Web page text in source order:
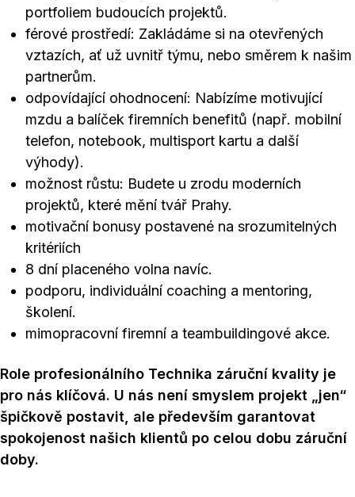
portfoliem budoucích projektů.
férové prostředí: Zakládáme si na otevřených
vztazích, ať už uvnitř týmu, nebo směrem k našim
partnerům.
odpovídající ohodnocení: Nabízíme motivující
mzdu a balíček firemních benefitů (např. mobilní
telefon, notebook, multisport kartu a další
výhody).
možnost růstu: Budete u zrodu moderních
projektů, které mění tvář Prahy.
motivační bonusy postavené na srozumitelných
kritériích
8 dní placeného volna navíc.
podporu, individuální coaching a mentoring,
školení.
mimopracovní firemní a teambuildingové akce.
Role profesionálního Technika záruční kvality je
pro nás klíčová. U nás není smyslem projekt „jen“
špičkově postavit, ale především garantovat
spokojenost našich klientů po celou dobu záruční
doby.